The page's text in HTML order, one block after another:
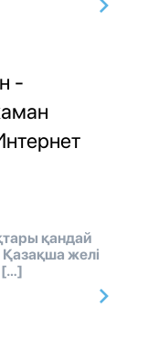
-
қандай
желі
[…]